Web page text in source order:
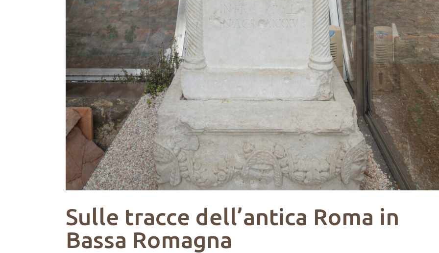
Sulle tracce dell’antica Roma in
Bassa Romagna